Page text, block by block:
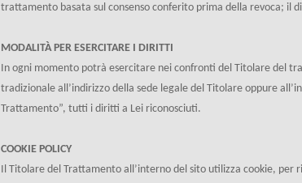
trattamento basata sul consenso conferito prima della revoca; il
MODALITÀ PER ESERCITARE I DIRITTI
In ogni momento potrà esercitare nei confronti del Titolare del
tradizionale all’indirizzo della sede legale del Titolare oppure
Trattamento”, tutti i diritti a Lei riconosciuti.
COOKIE POLICY
Il Titolare del Trattamento all’interno del sito utilizza cookie, per